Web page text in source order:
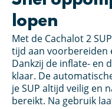
lopen
Met de Cachalot 2
tijd aan voorbereiden
Dankzij de inflate- en
klaar. De
je SUP altijd veilig en
bereikt. Na gebruik